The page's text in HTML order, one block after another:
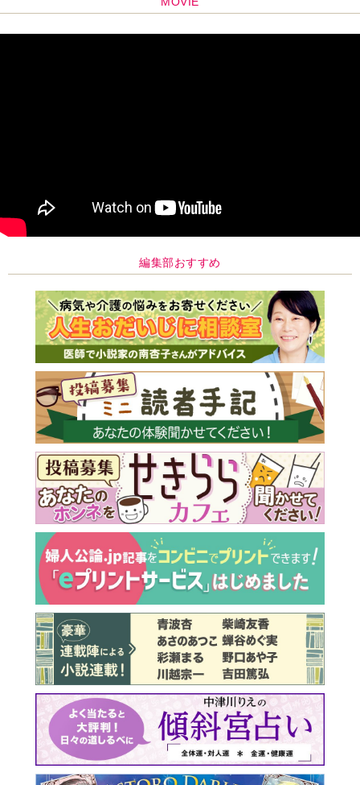
最新号 好評発売中！
実家の処分から終の棲家ま
でどうする？60代からの家